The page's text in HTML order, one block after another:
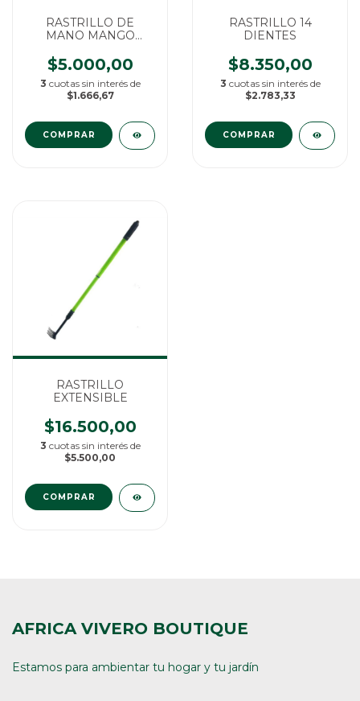
RASTRILLO DE
MANO MANGO
$5.000,00
3 cuotas sin interés de
$1.666,67
COMPRAR
RASTRILLO 14
DIENTES
$8.350,00
3 cuotas sin interés de
$2.783,33
RASTRILLO
EXTENSIBLE
$16.500,00
3 cuotas sin interés de
$5.500,00
AFRICA VIVERO BOUTIQUE
Estamos para ambientar tu hogar y tu jardín